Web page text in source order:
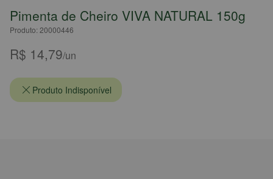
Pimenta de Cheiro VIVA NATURAL 150g
Produto: 20000446
R$ 14,79/un
Produto Indisponível